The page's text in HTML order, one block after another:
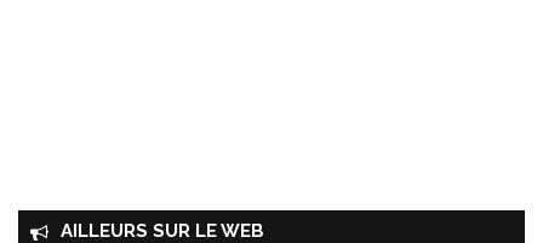
AILLEURS SUR LE WEB